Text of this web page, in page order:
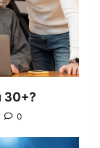
30+?
0